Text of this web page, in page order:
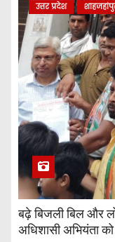
उत्तर प्रदेश
बढ़े बिजली बिल और
अधिशासी अभियंता को